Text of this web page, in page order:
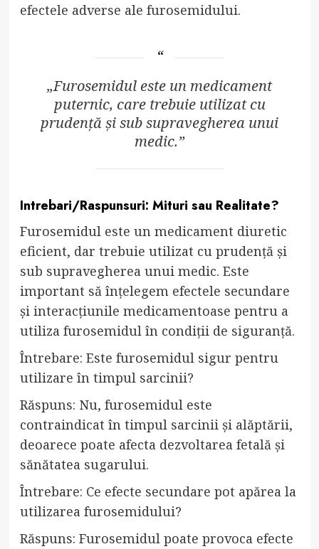
efectele adverse ale furosemidului.
„Furosemidul este un medicament
puternic, care trebuie utilizat cu
prudență și sub supravegherea unui
medic.”
Intrebari/Raspunsuri: Mituri sau Realitate?
Furosemidul este un medicament diuretic
eficient, dar trebuie utilizat cu prudență și
sub supravegherea unui medic. Este
important să înțelegem efectele secundare
și interacțiunile medicamentoase pentru a
utiliza furosemidul în condiții de siguranță.
Întrebare: Este furosemidul sigur pentru
utilizare în timpul sarcinii?
Răspuns: Nu, furosemidul este
contraindicat în timpul sarcinii și alăptării,
deoarece poate afecta dezvoltarea fetală și
sănătatea sugarului.
Întrebare: Ce efecte secundare pot apărea la
utilizarea furosemidului?
Răspuns: Furosemidul poate provoca efecte